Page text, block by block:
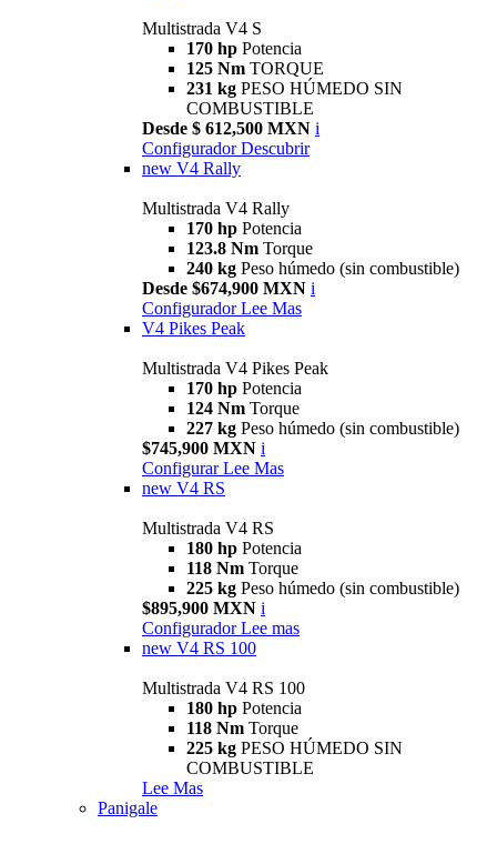
Multistrada V4 S
170 hp Potencia
125 Nm TORQUE
231 kg PESO HÚMEDO SIN
COMBUSTIBLE
Desde $ 612,500 MXN i
Configurador Descubrir
new V4 Rally
Multistrada V4 Rally
170 hp Potencia
123.8 Nm Torque
240 kg Peso húmedo (sin combustible)
Desde $674,900 MXN i
Configurador Lee Mas
V4 Pikes Peak
Multistrada V4 Pikes Peak
170 hp Potencia
124 Nm Torque
227 kg Peso húmedo (sin combustible)
$745,900 MXN i
Configurar Lee Mas
new V4 RS
Multistrada V4 RS
180 hp Potencia
118 Nm Torque
225 kg Peso húmedo (sin combustible)
$895,900 MXN i
Configurador Lee mas
new V4 RS 100
Multistrada V4 RS 100
180 hp Potencia
118 Nm Torque
225 kg PESO HÚMEDO SIN
COMBUSTIBLE
Lee Mas
Panigale